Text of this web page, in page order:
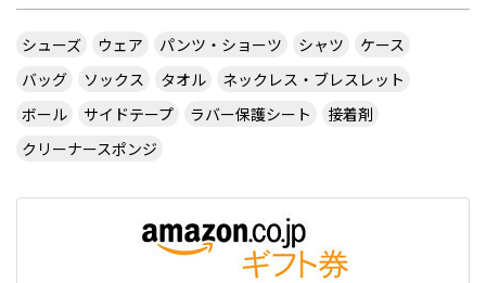
シューズ ウェア パンツ・ショーツ シャツ
ケース
バッグ
ソックス タオル
ネックレス・ブレスレット
ボール
サイドテープ ラバー保護シート
接着剤
クリーナースポンジ